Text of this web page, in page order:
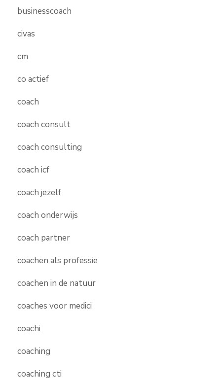
businesscoach
civas
cm
co actief
coach
coach consult
coach consulting
coach icf
coach jezelf
coach onderwijs
coach partner
coachen als professie
coachen in de natuur
coaches voor medici
coachi
coaching
coaching cti